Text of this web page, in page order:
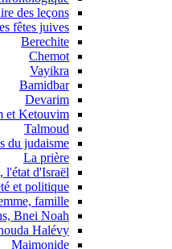
des leçons
fêtes juives
Berechite
Chemot
Vayikra
Bamidbar
Devarim
et Ketouvim
Talmoud
du judaisme
La prière
l'état d'Israël
et politique
famille
Bnei Noah
Halévy
Maimonide